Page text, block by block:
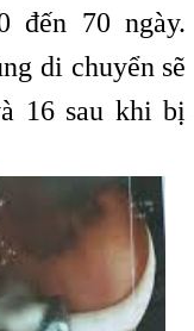
đến 70 ngày.
di chuyển sẽ
16 sau khi bị